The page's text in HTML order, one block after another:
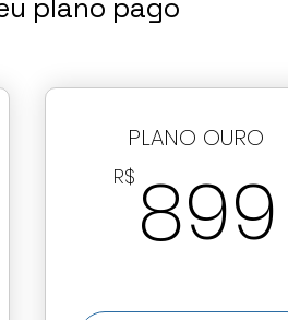
plano pago
PLANO OURO
R$ 899